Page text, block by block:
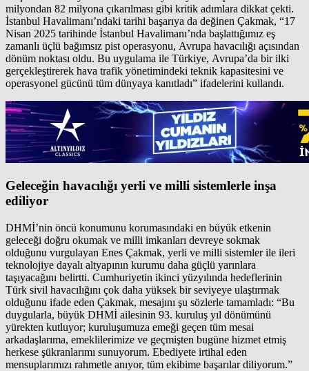
milyondan 82 milyona çıkarılması gibi kritik adımlara dikkat çekti.
İstanbul Havalimanı’ndaki tarihi başarıya da değinen Çakmak, “17
Nisan 2025 tarihinde İstanbul Havalimanı’nda başlattığımız eş
zamanlı üçlü bağımsız pist operasyonu, Avrupa havacılığı açısından
dönüm noktası oldu. Bu uygulama ile Türkiye, Avrupa’da bir ilki
gerçekleştirerek hava trafik yönetimindeki teknik kapasitesini ve
operasyonel gücünü tüm dünyaya kanıtladı” ifadelerini kullandı.
Geleceğin havacılığı yerli ve milli sistemlerle inşa
ediliyor
DHMİ’nin öncü konumunu korumasındaki en büyük etkenin
geleceği doğru okumak ve milli imkanları devreye sokmak
olduğunu vurgulayan Enes Çakmak, yerli ve milli sistemler ile ileri
teknolojiye dayalı altyapının kurumu daha güçlü yarınlara
taşıyacağını belirtti. Cumhuriyetin ikinci yüzyılında hedeflerinin
Türk sivil havacılığını çok daha yüksek bir seviyeye ulaştırmak
olduğunu ifade eden Çakmak, mesajını şu sözlerle tamamladı: “Bu
duygularla, büyük DHMİ ailesinin 93. kuruluş yıl dönümünü
yürekten kutluyor; kuruluşumuza emeği geçen tüm mesai
arkadaşlarıma, emeklilerimize ve geçmişten bugüne hizmet etmiş
herkese şükranlarımı sunuyorum. Ebediyete irtihal eden
mensuplarımızı rahmetle anıyor, tüm ekibime başarılar diliyorum.”